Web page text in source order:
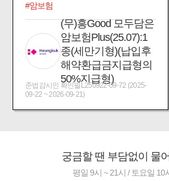
#암보험
(무)흥Good 모두담은
암보험Plus(25.07):1
종(세만기형)(납입후
해약환급금지급형의
50%지급형)
준법감시인 확인필L250922-09-72 (2025-
09-22 ~ 2026-09-21)
궁금할 땐 부담없이 물
평일 9시 ~ 21시 / 토요일 10